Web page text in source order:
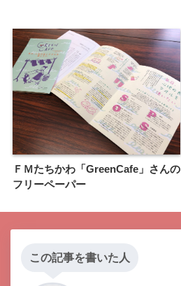
ＦＭたちかわ「GreenCafe」さんの
フリーペーパー
この記事を書いた人